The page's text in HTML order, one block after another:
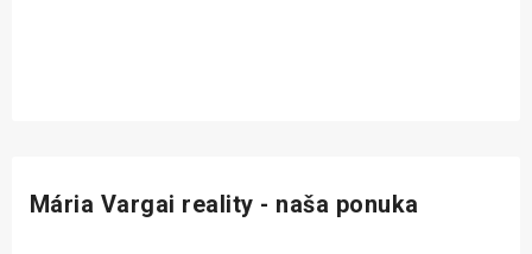
Mária Vargai reality - naša ponuka